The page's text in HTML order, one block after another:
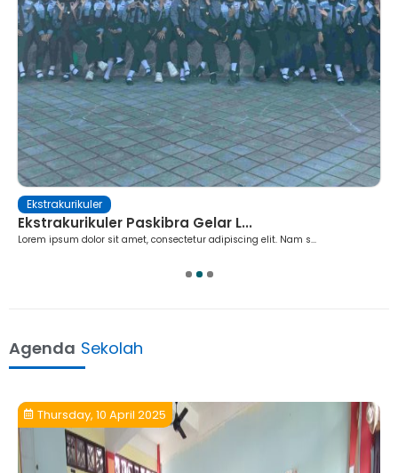
Ekstrakurikuler
Ekstrakurikuler Paskibra Gelar L...
Lorem ipsum dolor sit amet, consectetur adipiscing elit. Nam s...
Agenda Sekolah
Thursday, 10 April 2025